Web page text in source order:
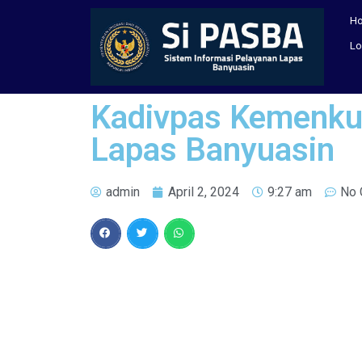
Kadivpas
Lapas Banyuasin
admin April 2, 2024 9:27 am No